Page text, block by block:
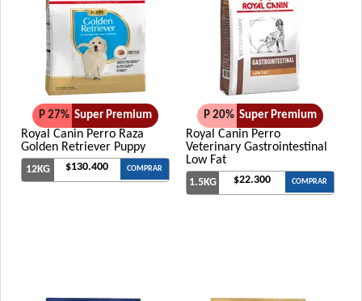
P 27% Super Premium
Royal Canin Perro Raza
Golden Retriever Puppy
12KG $130.400 COMPRAR
P 20% Super Premium
Royal Canin Perro
Veterinary Gastrointestinal
Low Fat
1.5KG $22.300 COMPRAR